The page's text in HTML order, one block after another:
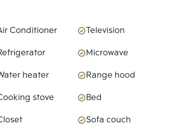
Conditioner
Television
Microwave
heater
Range hood
stove
Bed
Sofa couch